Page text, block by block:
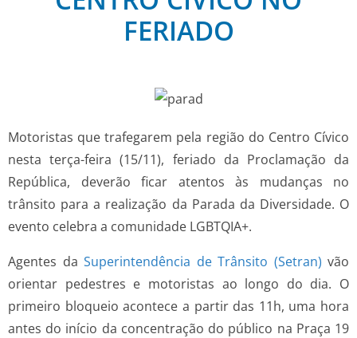
FERIADO
Motoristas que trafegarem pela região do Centro Cívico
nesta terça-feira (15/11), feriado da Proclamação da
República, deverão ficar atentos às mudanças no
trânsito para a realização da Parada da Diversidade. O
evento celebra a comunidade LGBTQIA+.
Agentes da Superintendência de Trânsito (Setran) vão
orientar pedestres e motoristas ao longo do dia. O
primeiro bloqueio acontece a partir das 11h, uma hora
antes do início da concentração do público na Praça 19